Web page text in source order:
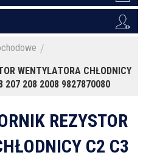
WENTYLATORA CHŁODNICY
207 208 2008 9827870080
REZYSTOR
C2 C3